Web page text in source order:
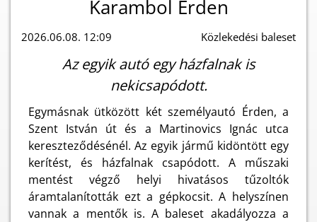
Karambol Érden
2026.06.08. 12:09 Közlekedési baleset
Az egyik autó egy házfalnak is
nekicsapódott.
Egymásnak ütközött két személyautó Érden, a
Szent István út és a Martinovics Ignác utca
kereszteződésénél. Az egyik jármű kidöntött egy
kerítést, és házfalnak csapódott. A műszaki
mentést végző helyi hivatásos tűzoltók
áramtalanították ezt a gépkocsit. A helyszínen
vannak a mentők is. A baleset akadályozza a